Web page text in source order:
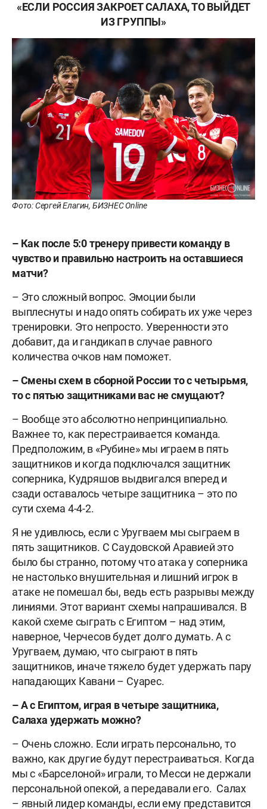
«ЕСЛИ РОССИЯ ЗАКРОЕТ САЛАХА, ТО ВЫЙДЕТ
ИЗ ГРУППЫ»
Фото: Сергей Елагин, БИЗНЕС Online
– Как после 5:0 тренеру привести команду в
чувство и правильно настроить на оставшиеся
матчи?
– Это сложный вопрос. Эмоции были
выплеснуты и надо опять собирать их уже через
тренировки. Это непросто. Уверенности это
добавит, да и гандикап в случае равного
количества очков нам поможет.
– Смены схем в сборной России то с четырьмя,
то с пятью защитниками вас не смущают?
– Вообще это абсолютно непринципиально.
Важнее то, как перестраивается команда.
Предположим, в «Рубине» мы играем в пять
защитников и когда подключался защитник
соперника, Кудряшов выдвигался вперед и
сзади оставалось четыре защитника – это по
сути схема 4-4-2.
Я не удивлюсь, если с Уругваем мы сыграем в
пять защитников. С Саудовской Аравией это
было бы странно, потому что атака у соперника
не настолько внушительная и лишний игрок в
атаке не помешал бы, ведь есть разрывы между
линиями. Этот вариант схемы напрашивался. В
какой схеме сыграть с Египтом – над этим,
наверное, Черчесов будет долго думать. А с
Уругваем, думаю, что сыграют в пять
защитников, иначе тяжело будет удержать пару
нападающих Кавани – Суарес.
– А с Египтом, играя в четыре защитника,
Салаха удержать можно?
– Очень сложно. Если играть персонально, то
важно, как другие будут перестраиваться. Когда
мы с «Барселоной» играли, то Месси не держали
персональной опекой, а передавали его. Салах
– явный лидер команды, если ему представится